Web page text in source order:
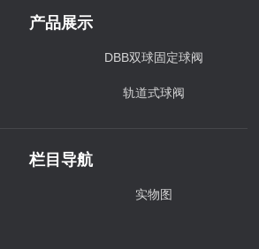
产品展示
DBB双球固定球阀
轨道式球阀
栏目导航
实物图